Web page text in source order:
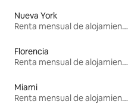
Nueva York
Renta mensual de alojamientos
Florencia
Renta mensual de alojamientos
Miami
Renta mensual de alojamientos